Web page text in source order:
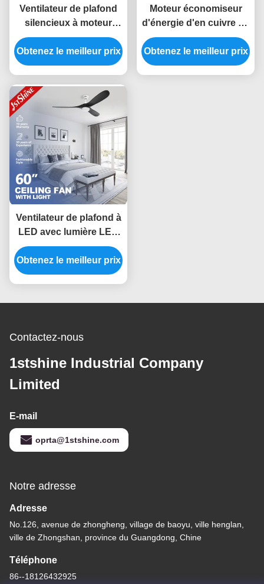
Ventilateur de plafond
silencieux à moteur
ABS à courant continu
à faible bruit avec
lumière LED pour
Obtenez le meilleur prix
Moteur économiseur
d'énergie d'en cuivre de
C.C 220V de fan de
plafond d'OEM
Dimmable LED
Obtenez le meilleur prix
Ventilateur de plafond à
LED avec lumière LED
noir à lame en bois
massif
Obtenez le meilleur prix
Contactez-nous
1stshine Industrial Company
Limited
E-mail
oprta@1stshine.com
Notre adresse
Adresse
No.126, avenue de zhongheng, village de baoyu, ville henglan,
ville de Zhongshan, province du Guangdong, Chine
Téléphone
86--18126432925